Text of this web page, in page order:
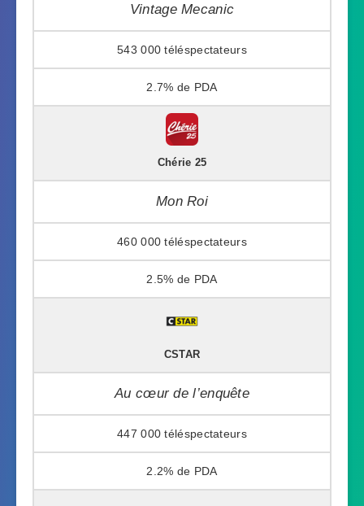
Vintage Mecanic
543 000
2.7%
Chérie 25
Mon Roi
460 000
2.5%
CSTAR
Au cœur de l’enquête
447 000
2.2%